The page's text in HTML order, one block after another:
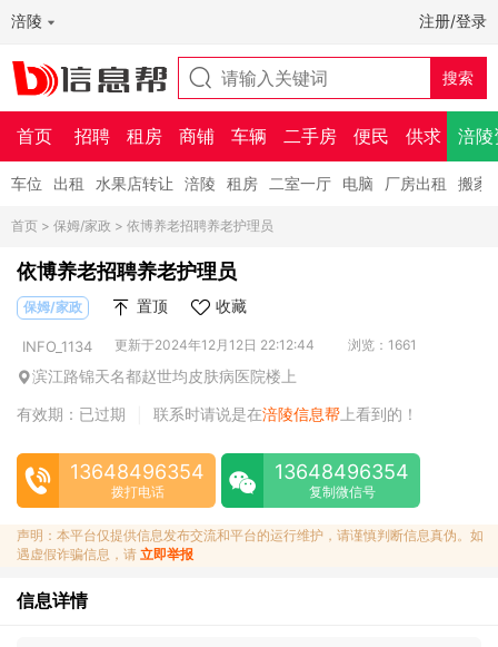
涪陵 注册/登录
首页 招聘 租房 商铺 车辆 二手房 便民 供求 涪陵
车位 出租 水果店转让 涪陵 租房 二室一厅 电脑 厂房出租 搬家
首页 > 保姆/家政 > 依博养老招聘养老护理员
依博养老招聘养老护理员
保姆/家政 置顶 收藏
INFO_1134 更新于2024年12月12日 22:12:44 浏览：1661
滨江路锦天名都赵世均皮肤病医院楼上
有效期：已过期
联系时请说是在涪陵信息帮 上看到的！
13648496354
拨打电话
13648496354
复制微信号
声明：本平台仅提供信息发布交流和平台的运行维护，请谨慎判断信息真伪。如
遇虚假诈骗信息，请 立即举报
信息详情